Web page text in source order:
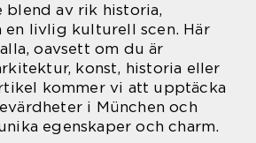
blend av rik historia,
livlig kulturell scen. Här
oavsett om du är
konst, historia eller
kommer vi att upptäcka
i München och
egenskaper och charm.